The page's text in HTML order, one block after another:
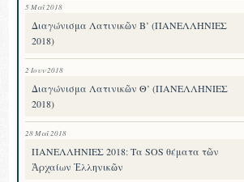
5 Μαΐ 2018
Διαγώνισμα Λατινικῶν Β’ (ΠΑΝΕΛΛΗΝΙΕΣ
2018)
2 Ιουν 2018
Διαγώνισμα Λατινικῶν Θ’ (ΠΑΝΕΛΛΗΝΙΕΣ
2018)
28 Μαΐ 2018
ΠΑΝΕΛΛΗΝΙΕΣ 2018: Τα SOS θέματα τῶν
Ἀρχαίων Ἑλληνικῶν